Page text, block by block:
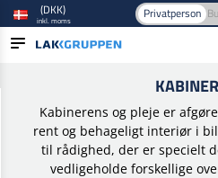
BRANCHER
MÆRKER
(DKK)
inkl. moms Privatperson
Kabinerens og pleje er
rent og behageligt interiør i
til rådighed, der er specielt
vedligeholde forskellige